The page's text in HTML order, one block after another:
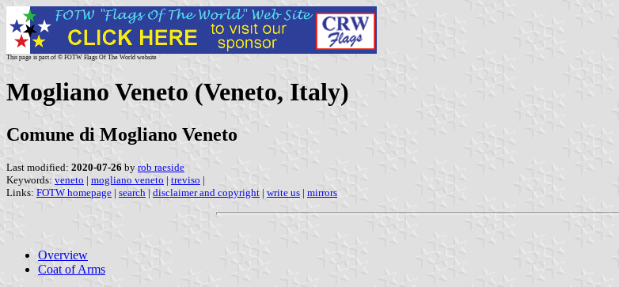
This page is part of © FOTW Flags Of The World website
Mogliano Veneto (Veneto, Italy)
Comune di Mogliano Veneto
Last modified: 2020-07-26 by rob raeside
Keywords: veneto | mogliano veneto | treviso |
Links: FOTW homepage | search | disclaimer and copyright | write us | mirrors
Overview
Coat of Arms